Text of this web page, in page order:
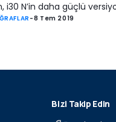
i30 N’in daha güçlü
-8 Tem 2019
Bizi Takip Edin